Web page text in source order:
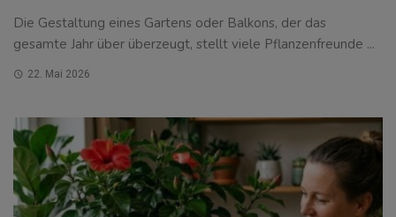
Die Gestaltung eines Gartens oder Balkons, der das
gesamte Jahr über überzeugt, stellt viele Pflanzenfreunde ...
22. Mai 2026